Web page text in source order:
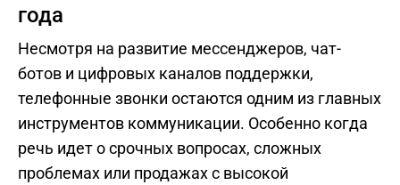
года
Несмотря на развитие мессенджеров, чат-
ботов и цифровых каналов поддержки,
телефонные звонки остаются одним из главных
инструментов коммуникации. Особенно когда
речь идет о срочных вопросах, сложных
проблемах или продажах с высокой